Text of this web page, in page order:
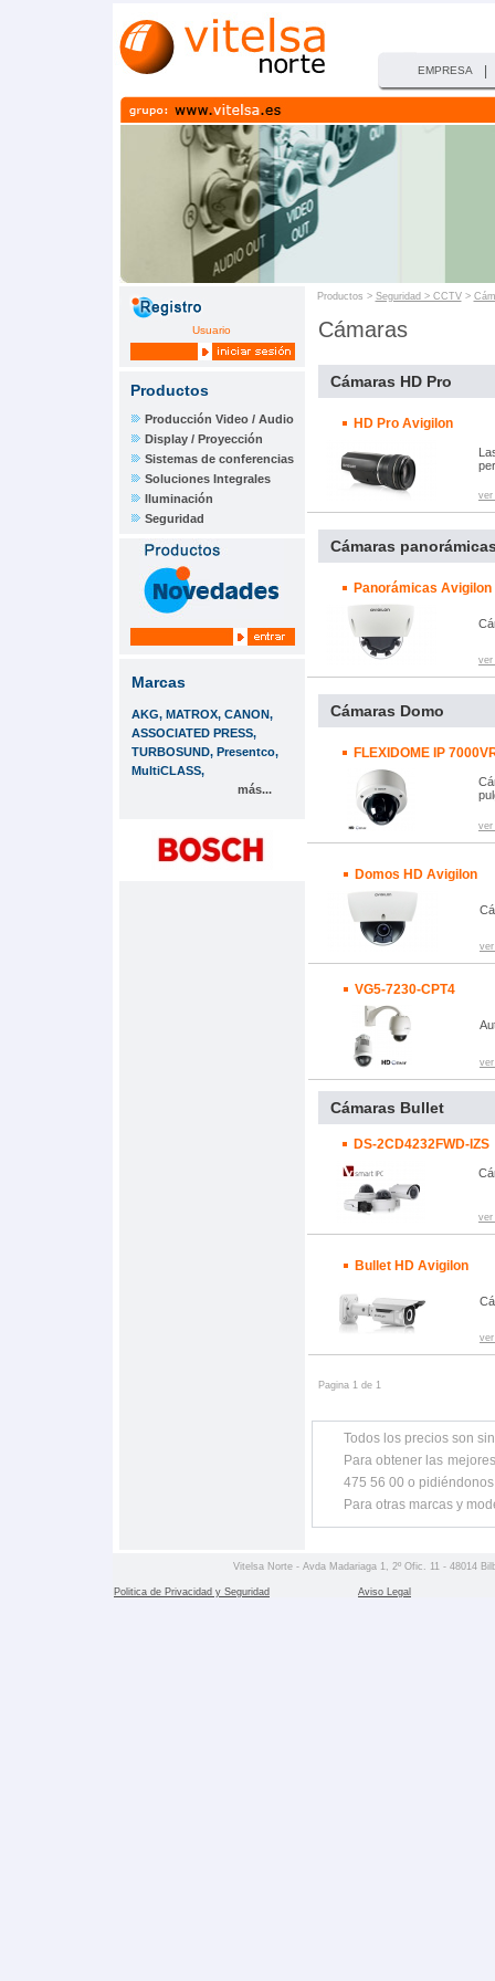
EMPRESA
Usuario
Productos
Producción Video / Audio
Display / Proyección
Sistemas de conferencias
Soluciones Integrales
Iluminación
Seguridad
Marcas
AKG, MATROX, CANON,
ASSOCIATED PRESS,
TURBOSUND, Presentco,
MultiCLASS,
más...
Productos > Seguridad > CCTV>
Cámaras
Cámaras HD Pro
HD Pro Avigilon
ver
Cámaras
Panorámicas Avigilon
ver
Cámaras Domo
FLEXIDOME IP
ver
Domos HD Avigilon
VG5-7230-CPT4
Cámaras Bullet
DS-2CD4232FWD-IZS
ver
Bullet HD Avigilon
Pagina 1 de 1
Todos los precios son
Para obtener las
475 56 00 o
Para otras marcas y
Vitelsa Norte - Avda Madariaga 1, 2º Ofic. 11 - 48014
Politica de Privacidad y Seguridad Aviso Legal